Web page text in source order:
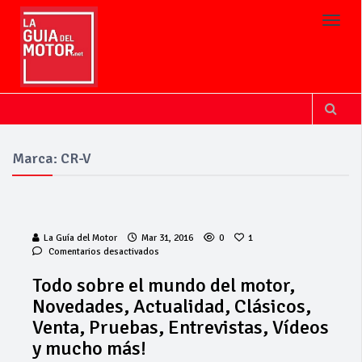
Marca: CR-V
La Guía del Motor Mar 31, 2016 0
1
Comentarios desactivados
el
mundo
del
motor,
Todo sobre el mundo del motor,
Novedades, Actualidad, Clásicos,
Venta, Pruebas, Entrevistas, Vídeos
y mucho más!